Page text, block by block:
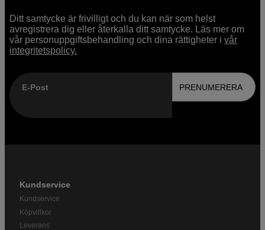
Ditt samtycke är frivilligt och du kan när som helst
avregistrera dig eller återkalla ditt samtycke. Läs mer om
vår personuppgiftsbehandling och dina rättigheter ivår
integritetspolicy.
E-Post PRENUMERERA
Kundservice
Kundservice
Köpvillkor
Leverans